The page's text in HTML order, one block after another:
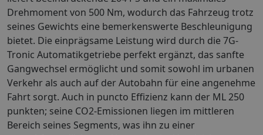
Drehmoment von 500 Nm, wodurch das Fahrzeug trotz
seines Gewichts eine bemerkenswerte Beschleunigung
bietet. Die einprägsame Leistung wird durch die 7G-
Tronic Automatikgetriebe perfekt ergänzt, das sanfte
Gangwechsel ermöglicht und somit sowohl im urbanen
Verkehr als auch auf der Autobahn für eine angenehme
Fahrt sorgt. Auch in puncto Effizienz kann der ML 250
punkten; seine CO2-Emissionen liegen im mittleren
Bereich seines Segments, was ihn zu einer